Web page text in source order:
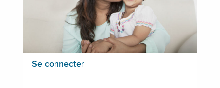
Se connecter